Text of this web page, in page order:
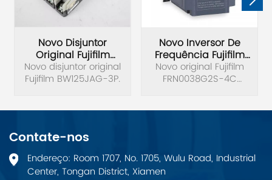
Novo Disjuntor
Original Fujifilm
BW125JAG-3P
Novo disjuntor original
Fujifilm BW125JAG-3P.
Novo Inversor De
Frequência Fujifilm
FRN0038G2S-4C
Original
Novo original Fujifilm
FRN0038G2S-4C
potência 15KW.
Contate-nos
Endereço: Room 1707, No. 1705, Wulu Road, Industrial
Center, Tongan District, Xiamen